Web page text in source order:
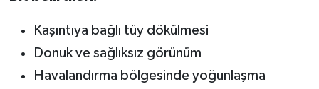
Kaşıntıya bağlı tüy dökülmesi
Donuk ve sağlıksız görünüm
Havalandırma bölgesinde yoğunlaşma